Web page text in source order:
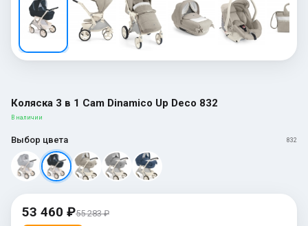
Коляска 3 в 1 Cam Dinamico Up Deco 832
В наличии
Выбор цвета 832
53 460 ₽55 283 ₽